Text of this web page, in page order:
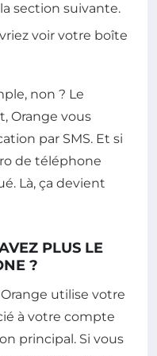
section suivante.
voir votre boîte
non ? Le
Orange vous
par SMS. Et si
de téléphone
Là, ça devient
PLUS LE
?
utilise votre
à votre compte
principal. Si vous